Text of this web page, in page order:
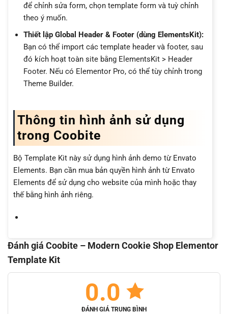
để chỉnh sửa form, chọn template form và tuỳ chỉnh
theo ý muốn.
Thiết lập Global Header & Footer (dùng ElementsKit):
Bạn có thể import các template header và footer, sau
đó kích hoạt toàn site bằng ElementsKit > Header
Footer. Nếu có Elementor Pro, có thể tùy chỉnh trong
Theme Builder.
Thông tin hình ảnh sử dụng
trong Coobite
Bộ Template Kit này sử dụng hình ảnh demo từ Envato
Elements. Bạn cần mua bản quyền hình ảnh từ Envato
Elements để sử dụng cho website của mình hoặc thay
thế bằng hình ảnh riêng.
Đánh giá Coobite – Modern Cookie Shop Elementor
Template Kit
0.0
ĐÁNH GIÁ TRUNG BÌNH